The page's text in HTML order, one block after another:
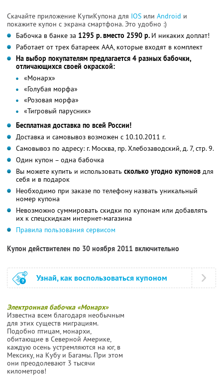
Скачайте приложение КупиКупона для IOS или Android и
покажите купон с экрана смартфона. Это удобно :)
Бабочка в банке за 1295 р. вместо 2590 р. И никаких доплат!
Работает от трех батареек ААА, которые входят в комплект
На выбор покупателям предлагается 4 разных бабочки,
отличающихся своей окраской:
«Монарх»
«Голубая морфа»
«Розовая морфа»
«Тигровый парусник»
Бесплатная доставка по всей России!
Доставка и самовывоз возможен с 10.10.2011 г.
Самовывоз по адресу: г. Москва, пр. Хлебозаводский, д. 7, стр. 9.
Один купон – одна бабочка
Вы можете купить и использовать сколько угодно купонов для
себя и в подарок
Необходимо при заказе по телефону назвать уникальный
номер купона
Невозможно суммировать скидки по купонам или добавлять
их к спецскидкам интернет-магазина
Правила пользования сервисом
Купон действителен по 30 ноября 2011 включительно
Узнай, как воспользоваться купоном
Электронная бабочка «Монарх»
Известна всем благодаря необычным
для этих существ миграциям.
Подобно птицам, монархи,
обитающие в Северной Америке,
каждую осень устремляются на юг, в
Мексику, на Кубу и Багамы. При этом
они преодолевают 3 тысячи
километров!